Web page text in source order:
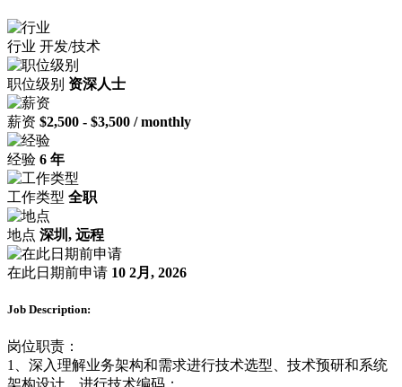
行业 开发/技术
职位级别 资深人士
薪资 $2,500 - $3,500 / monthly
经验 6 年
工作类型 全职
地点 深圳, 远程
在此日期前申请 10 2月, 2026
Job Description:
岗位职责：
1、深入理解业务架构和需求进行技术选型、技术预研和系统
架构设计，进行技术编码；